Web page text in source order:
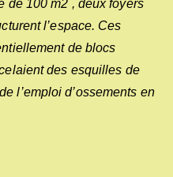
de 100 m2 , deux foyers
l’espace. Ces
de blocs
des esquilles de
l’emploi d’ossements en